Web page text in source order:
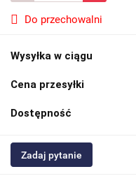
Do przechowalni
Wysyłka w ciągu
Cena przesyłki
Dostępność
Zadaj pytanie